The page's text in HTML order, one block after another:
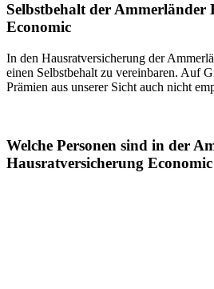
Selbstbehalt der Ammerländer
Economic
In den Hausratversicherung der
einen Selbstbehalt zu vereinbaren. Auf
Prämien aus unserer Sicht auch nicht
Welche Personen sind in der
Hausratversicherung